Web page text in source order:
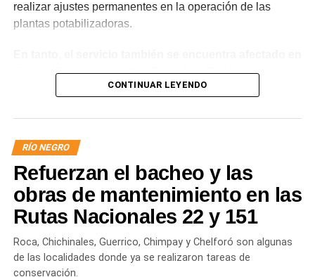
realizar ajustes permanentes en la operación de las
plantas potabilizadoras.
General Roca, Cipolletti y Balsa Las Perlas,
localidades donde podrían registrarse bajas de
trabaja para sostener la producción de agua potable.
Por otra parte, en Gral. E. Godoy se registran valores de
turbiedad cercanos a 80 NTU, mientras que en
Chichinales rondan los 10 NTU. En ambos casos, las
plantas continúan funcionando con monitoreo
permanente.
Los equipos técnicos de Aguas Rionegrinas mantienen
un seguimiento constante de la evolución de la turbiedad
CONTINUAR LEYENDO
RÍO NEGRO
Refuerzan el bacheo y las
obras de mantenimiento en las
Rutas Nacionales 22 y 151
Roca, Chichinales, Guerrico, Chimpay y Chelforó son algunas
de las localidades donde ya se realizaron tareas de
conservación.